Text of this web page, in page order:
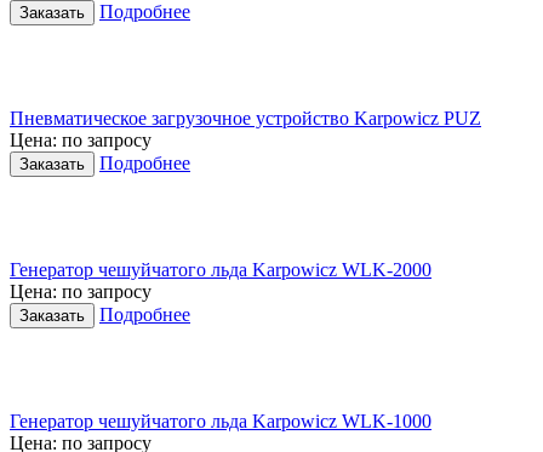
Подробнее
Пневматическое загрузочное устройство Karpowicz PUZ
Цена: по запросу
Подробнее
Генератор чешуйчатого льда Karpowicz WLK-2000
Цена: по запросу
Подробнее
Генератор чешуйчатого льда Karpowicz WLK-1000
Цена: по запросу